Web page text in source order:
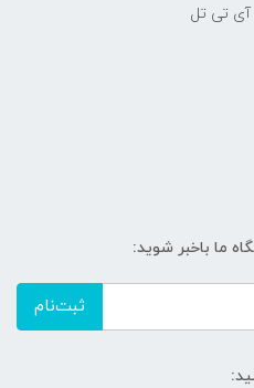
آی تی تل
ما باخبر شوید:
ثبت‌نام